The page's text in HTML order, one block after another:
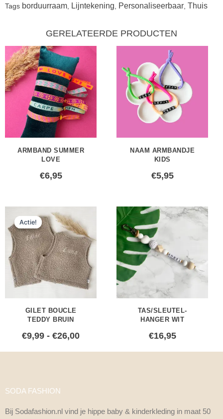
Tags borduurraam Lijntekening Personaliseerbaar Thuis
GERELATEERDE PRODUCTEN
ARMBAND SUMMER
LOVE
€6,95
NAAM ARMBANDJE
KIDS
€5,95
Actie!
Actie!
GILET BOUCLE
TEDDY BRUIN
€9,99 - €26,00
Prijsklasse:
€9,99
tot
€26,00
TAS/SLEUTEL-
HANGER WIT
€16,95
SODA FASHION
Bij Sodafashion.nl vind je hippe baby & kinderkleding in maat 50